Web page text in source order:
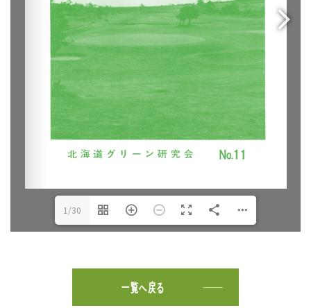
1/30
一覧へ戻る